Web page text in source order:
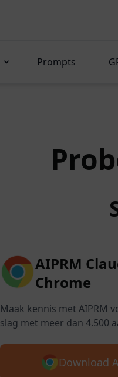
Prompts
AIPRM
Chrome
Maak kennis met AIPRM
slag met meer dan 4.500
Download